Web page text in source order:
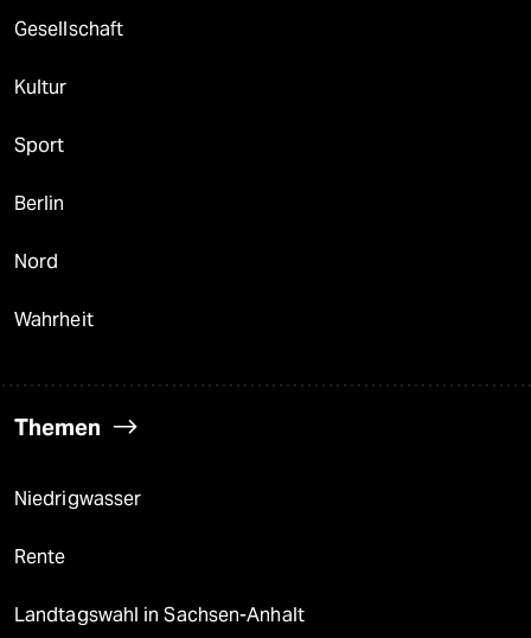
Gesellschaft
Kultur
Sport
Berlin
Nord
Wahrheit
Themen
Niedrigwasser
Rente
Landtagswahl in Sachsen-Anhalt